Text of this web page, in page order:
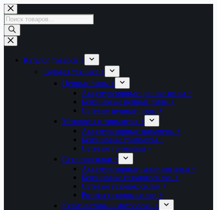
Перейти
к
сути
Поиск
товаров
Каталог товаров +
Садовая техника +
Цепные пилы +
Аккумуляторные цепные пилы +
Бензиновые цепные пилы +
Сетевые цепные пилы +
Мотокосы и триммеры +
Аккумуляторные триммеры +
Бензиновые триммеры +
Сетевые триммеры +
Газонокосилки +
Аккумуляторные газонокосилки +
Бензиновые газонокосилки +
Сетевые газонокосилки +
Рототы газонокосилки +
Культиваторы и мотоблоки +